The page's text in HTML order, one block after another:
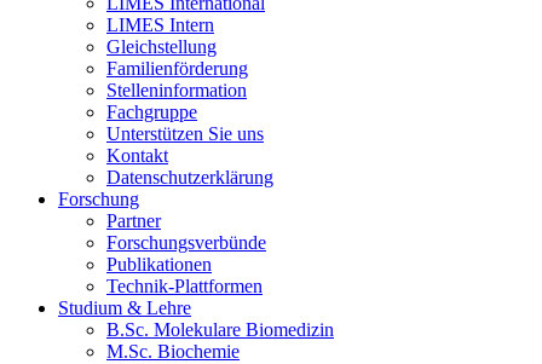
LIMES Intern
Gleichstellung
Familienförderung
Stelleninformation
Fachgruppe
Unterstützen Sie uns
Kontakt
Datenschutzerklärung
Forschung
Partner
Forschungsverbünde
Publikationen
Technik-Plattformen
Studium & Lehre
B.Sc. Molekulare Biomedizin
M.Sc. Biochemie